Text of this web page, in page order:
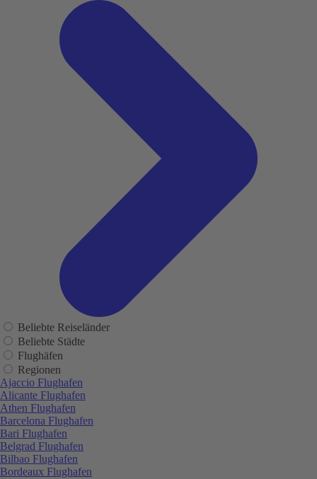
Beliebte Reiseländer
Beliebte Städte
Flughäfen
Regionen
Ajaccio Flughafen
Alicante Flughafen
Athen Flughafen
Barcelona Flughafen
Bari Flughafen
Belgrad Flughafen
Bilbao Flughafen
Bordeaux Flughafen